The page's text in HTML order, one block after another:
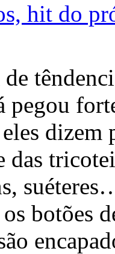
hit do
pegou
dizem
das
botões